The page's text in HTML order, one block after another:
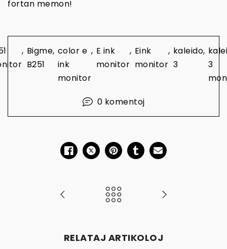
fortan memon!
, Bigme
B251
, color e
ink
monitor
, E ink
monitor
, Eink
monitor
, kaleido
3
,
3
0 komentoj
RELATAJ ARTIKOLOJ